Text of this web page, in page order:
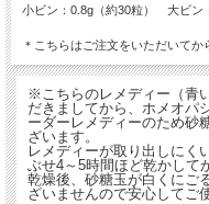
小ビン：0.8g（約30粒） 大ビン
＊こちらはご注文をいただいてか
※こちらのレメディー（青
だきましてから、ホメオパ
ーダーレメディーのため砂
ざいます。
レメディーが取り出しにく
ぶせ4～5時間ほど乾かして
乾燥後、砂糖玉が白くにご
ざいませんので安心してご